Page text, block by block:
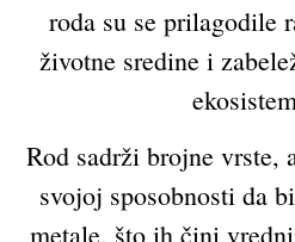
roda su se prilagodile
životne sredine i
Rod sadrži brojne vrste,
svojoj sposobnosti da
metale, što ih čini